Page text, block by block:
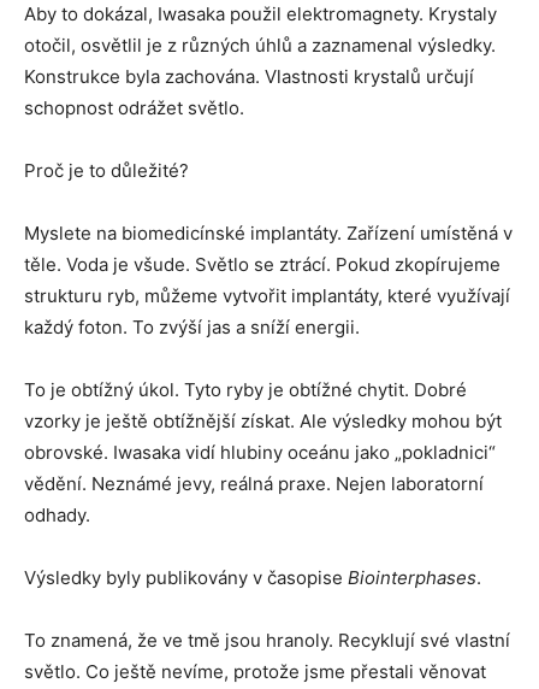
Aby to dokázal, Iwasaka použil elektromagnety. Krystaly
otočil, osvětlil je z různých úhlů a zaznamenal výsledky.
Konstrukce byla zachována. Vlastnosti krystalů určují
schopnost odrážet světlo.
Proč je to důležité?
Myslete na biomedicínské implantáty. Zařízení umístěná v
těle. Voda je všude. Světlo se ztrácí. Pokud zkopírujeme
strukturu ryb, můžeme vytvořit implantáty, které využívají
každý foton. To zvýší jas a sníží energii.
To je obtížný úkol. Tyto ryby je obtížné chytit. Dobré
vzorky je ještě obtížnější získat. Ale výsledky mohou být
obrovské. Iwasaka vidí hlubiny oceánu jako „pokladnici“
vědění. Neznámé jevy, reálná praxe. Nejen laboratorní
odhady.
Výsledky byly publikovány v časopise Biointerphases.
To znamená, že ve tmě jsou hranoly. Recyklují své vlastní
světlo. Co ještě nevíme, protože jsme přestali věnovat